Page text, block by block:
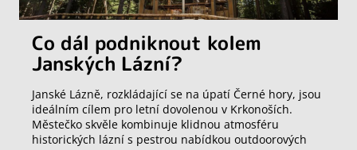
Co dál podniknout kolem
Janských Lázní?
Janské Lázně, rozkládající se na úpatí Černé hory, jsou
ideálním cílem pro letní dovolenou v Krkonoších.
Městečko skvěle kombinuje klidnou atmosféru
historických lázní s pestrou nabídkou outdoorových